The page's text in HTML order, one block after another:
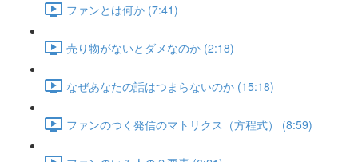
ファンとは何か (7:41)
売り物がないとダメなのか (2:18)
なぜあなたの話はつまらないのか (15:18)
ファンのつく発信のマトリクス（方程式） (8:59)